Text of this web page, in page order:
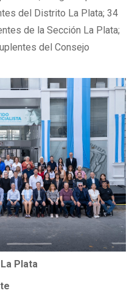
del Distrito La Plata; 34
de la Sección La Plata;
del Consejo
Plata